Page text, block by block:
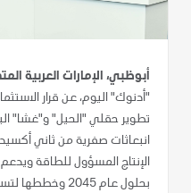
أبوظبي، الإمارات العربية المتحدة: 5
"أدنوك" اليوم، عن قرار
تطوير حقلي "الحيل" و"غشا"
انبعاثات صفرية من ثاني
الإنتاج المسؤول للطاقة
بحلول عام 2045 وخططها لتسريع جهود خفض الانبعاثات.